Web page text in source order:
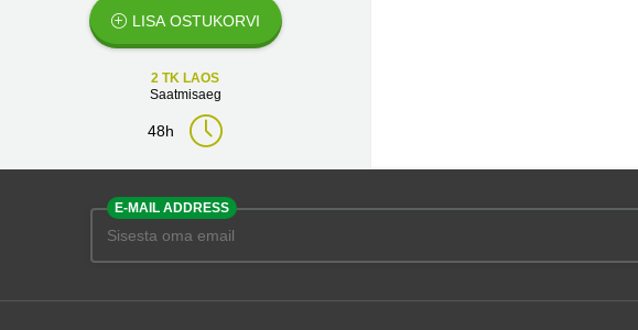
LISA OSTUKORVI
2 TK LAOS
Saatmisaeg
48h
E-MAIL ADDRESS